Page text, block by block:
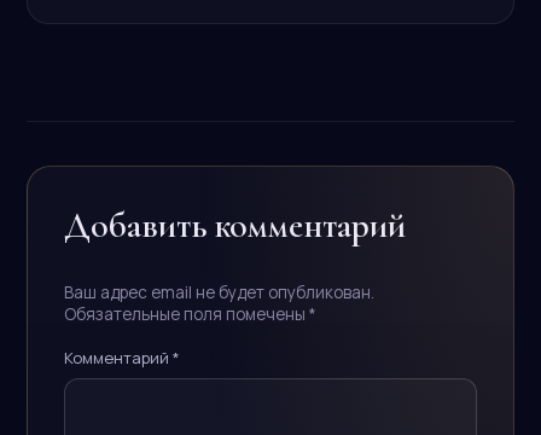
Добавить комментарий
Ваш адрес email не будет опубликован.
Обязательные поля помечены *
Комментарий *